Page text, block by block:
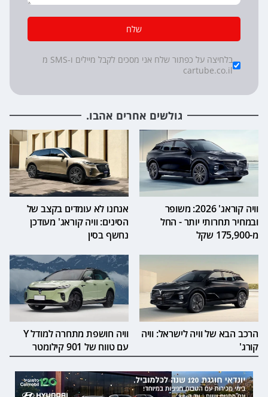
שלח
Checkboxes
*
בלחיצה על כפתור שלח אני מסכים לקבל מיילים ו-SMS מ
cartube.co.il
גולשים אחרים אהבו.
וויה קוראג' 2026: משופר
ובמחיר תחרותי יותר - החל
מ-175,900 שקל
אנחנו לא עומדים בקצב של
הסינים: וויה קוראג' מעודכן
נחשף בסין
הרכב הבא של וויה לישראל: וויה
קורג'
וויה חושפת מתחרה למודל Y
עם טווח של 901 קילומטר